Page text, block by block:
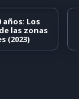
años: Los
las zonas
(2023)